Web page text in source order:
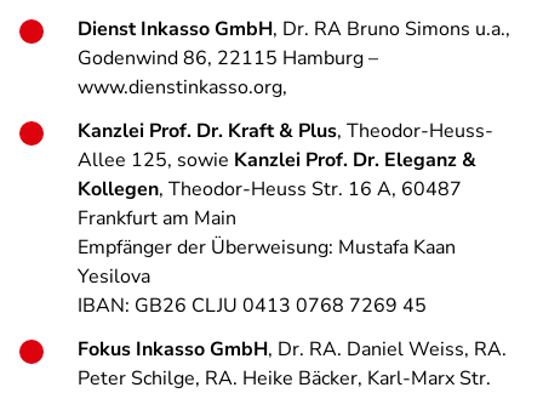
Dienst Inkasso GmbH, Dr. RA Bruno Simons u.a.,
Godenwind 86, 22115 Hamburg –
www.dienstinkasso.org,
Kanzlei Prof. Dr. Kraft & Plus, Theodor-Heuss-
Allee 125, sowie Kanzlei Prof. Dr. Eleganz &
Kollegen, Theodor-Heuss Str. 16 A, 60487
Frankfurt am Main
Empfänger der Überweisung: Mustafa Kaan
Yesilova
IBAN: GB26 CLJU 0413 0768 7269 45
Fokus Inkasso GmbH, Dr. RA. Daniel Weiss, RA.
Peter Schilge, RA. Heike Bäcker, Karl-Marx Str.